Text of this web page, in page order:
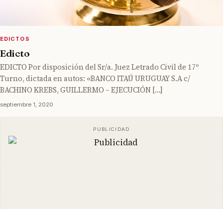
EDICTOS
Edicto
EDICTO Por disposición del Sr/a. Juez Letrado Civil de 17º
Turno, dictada en autos: «BANCO ITAÚ URUGUAY S.A c/
BACHINO KREBS, GUILLERMO – EJECUCIÓN […]
septiembre 1, 2020